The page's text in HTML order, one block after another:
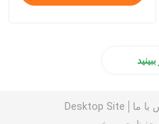
با ما
Desktop Site